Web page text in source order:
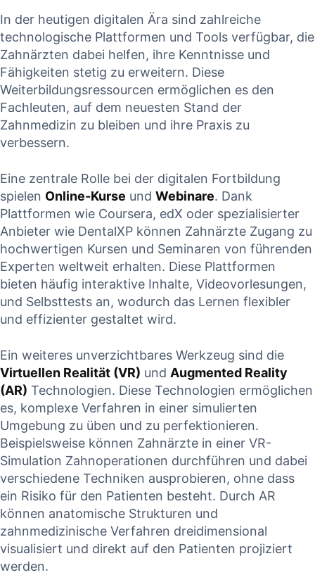
In der ​heutigen‌ digitalen Ära sind zahlreiche
technologische Plattformen und Tools verfügbar, die
⁤Zahnärzten dabei helfen, ihre Kenntnisse und​
Fähigkeiten stetig zu erweitern.‌ Diese
⁢Weiterbildungsressourcen ermöglichen es den
Fachleuten, auf dem neuesten Stand der
Zahnmedizin zu ⁣bleiben und ‍ihre‍ Praxis zu​
verbessern.
Eine zentrale Rolle bei der digitalen Fortbildung
spielen Online-Kurse und Webinare. Dank
Plattformen wie​ Coursera, edX oder spezialisierter
⁣Anbieter wie DentalXP können Zahnärzte⁣ Zugang zu
⁣hochwertigen Kursen und Seminaren von führenden
Experten weltweit erhalten. Diese Plattformen
bieten ⁣häufig⁣ interaktive Inhalte, Videovorlesungen,
und Selbsttests an,⁢ wodurch das Lernen flexibler
und effizienter gestaltet wird.
Ein weiteres unverzichtbares Werkzeug sind die
Virtuellen Realität (VR) und Augmented Reality
(AR) ⁣Technologien. Diese Technologien ermöglichen
es, ‌komplexe Verfahren in einer simulierten
Umgebung ⁣zu üben und⁤ zu perfektionieren.
Beispielsweise können‌ Zahnärzte in einer VR-
Simulation Zahnoperationen durchführen ‌und dabei
verschiedene Techniken ausprobieren, ohne dass
ein Risiko für den Patienten besteht. Durch AR
können anatomische Strukturen und
zahnmedizinische ‍Verfahren dreidimensional
visualisiert⁤ und direkt auf den Patienten projiziert
werden.